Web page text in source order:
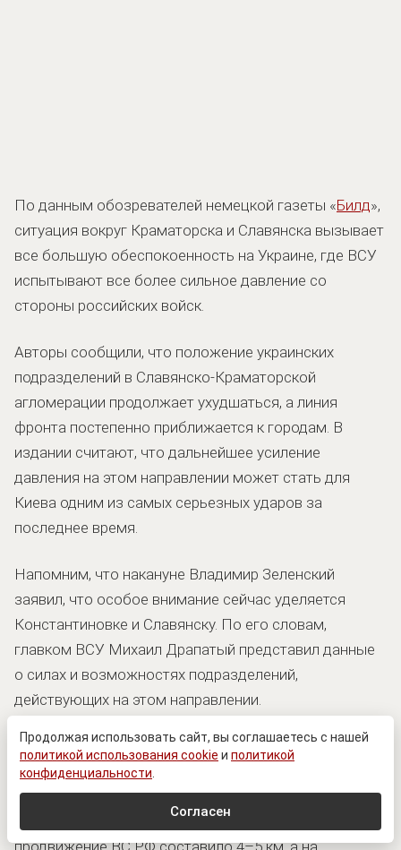
По данным обозревателей немецкой газеты «Билд»,
ситуация вокруг Краматорска и Славянска вызывает
все большую обеспокоенность на Украине, где ВСУ
испытывают все более сильное давление со
стороны российских войск.
Авторы сообщили, что положение украинских
подразделений в Славянско-Краматорской
агломерации продолжает ухудшаться, а линия
фронта постепенно приближается к городам. В
издании считают, что дальнейшее усиление
давления на этом направлении может стать для
Киева одним из самых серьезных ударов за
последнее время.
Напомним, что накануне Владимир Зеленский
заявил, что особое внимание сейчас уделяется
Константиновке и Славянску. По его словам,
главком ВСУ Михаил Драпатый представил данные
о силах и возможностях подразделений,
действующих на этом направлении.
Также украинские ресурсы сообщают, что
российские войска приблизились к Краматорску на
7,7 км, а к Славянску — на 12 км. За июнь и июль на
участке от Рай-Александровки до Васютинского
продвижение ВС РФ составило 4–5 км, а на
Продолжая использовать сайт, вы соглашаетесь с нашей
политикой использования cookie и политикой
конфиденциальности
Согласен